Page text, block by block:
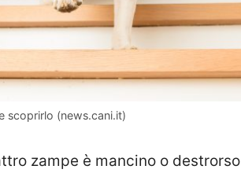
scoprirlo (news.cani.it)
zampe è mancino o destrorso